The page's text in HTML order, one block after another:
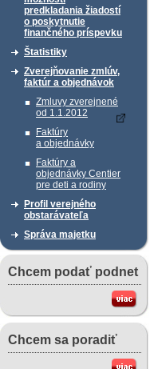
predkladania žiadostí
o poskytnutie
finančného príspevku
Štatistiky
Zverejňovanie zmlúv,
faktúr a objednávok
Zmluvy zverejnené
od 1.1.2012
Faktúry
a objednávky
Faktúry a
objednávky Centier
pre deti a rodiny
Profil verejného
obstarávateľa
Správa majetku
Chcem podať podnet
Chcem sa poradiť